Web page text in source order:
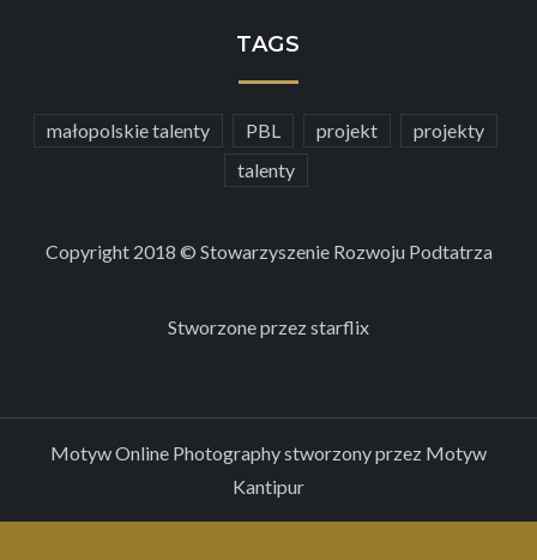
TAGS
małopolskie talenty PBL projekt
projekty
talenty
Copyright 2018 © Stowarzyszenie Rozwoju Podtatrza
Stworzone przezstarflix
Motyw Online Photography stworzony przez Motyw
Kantipur